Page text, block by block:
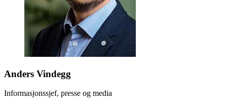
Anders Vindegg
Informasjonssjef, presse og media